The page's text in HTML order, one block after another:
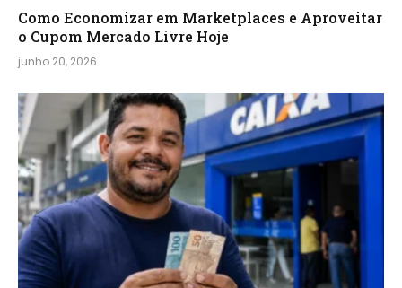
Como Economizar em Marketplaces e Aproveitar
o Cupom Mercado Livre Hoje
junho 20, 2026